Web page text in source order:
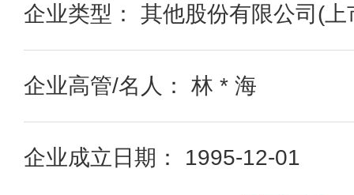
企业类型： 其他股份有限公司(上
企业高管/名人： 林 * 海
企业成立日期： 1995-12-01